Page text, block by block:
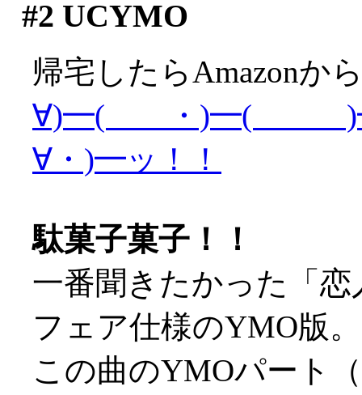
#2 UCYMO
帰宅したらAmazonか
∀)━( ・)━(
∀・)━ッ！！
駄菓子菓子！！
一番聞きたかった「
フェア仕様のYMO版。
この曲のYMOパート